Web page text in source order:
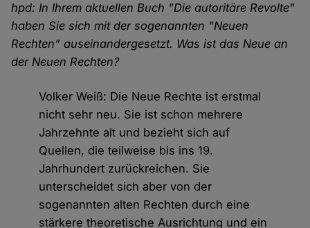
hpd: In Ihrem aktuellen Buch "Die autoritäre Revolte"
haben Sie sich mit der sogenannten "Neuen
Rechten" auseinandergesetzt. Was ist das Neue an
der Neuen Rechten?
Volker Weiß: Die Neue Rechte ist erstmal
nicht sehr neu. Sie ist schon mehrere
Jahrzehnte alt und bezieht sich auf
Quellen, die teilweise bis ins 19.
Jahrhundert zurückreichen. Sie
unterscheidet sich aber von der
sogenannten alten Rechten durch eine
stärkere theoretische Ausrichtung und ein